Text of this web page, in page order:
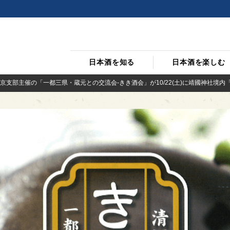
日本酒を知る 日本酒を楽しむ
支部主催の「一都三県・蔵元との交流会-きき酒会」が10/22(土)に靖國神社境内